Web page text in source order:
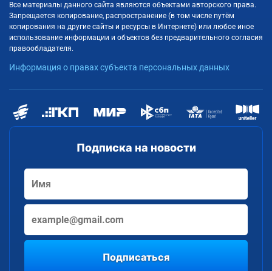
Подписка на новости
Подписаться
Все материалы данного сайта являются объектами авторского права.
Запрещается копирование, распространение (в том числе путём
копирования на другие сайты и ресурсы в Интернете) или любое иное
использование информации и объектов без предварительного согласия
правообладателя.
Информация о правах субъекта персональных данных